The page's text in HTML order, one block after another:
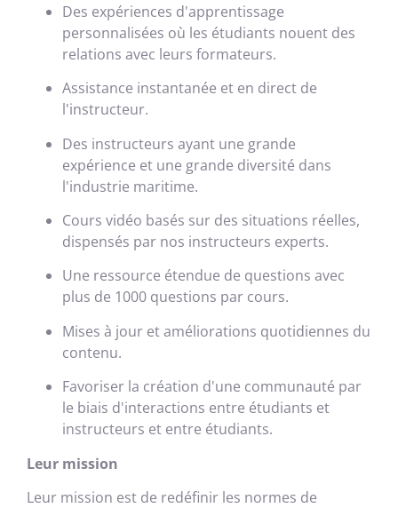
Des expériences d'apprentissage
personnalisées où les étudiants nouent des
relations avec leurs formateurs.
Assistance instantanée et en direct de
l'instructeur.
Des instructeurs ayant une grande
expérience et une grande diversité dans
l'industrie maritime.
Cours vidéo basés sur des situations réelles,
dispensés par nos instructeurs experts.
Une ressource étendue de questions avec
plus de 1000 questions par cours.
Mises à jour et améliorations quotidiennes du
contenu.
Favoriser la création d'une communauté par
le biais d'interactions entre étudiants et
instructeurs et entre étudiants.
Leur mission
Leur mission est de redéfinir les normes de